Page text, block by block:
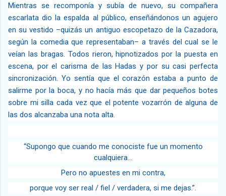
Mientras se recomponía y subía de nuevo, su compañera
escarlata dio la espalda al público, enseñándonos un agujero
en su vestido –quizás un antiguo escopetazo de la Cazadora,
según la comedia que representaban– a través del cual se le
veían las bragas. Todos rieron, hipnotizados por la puesta en
escena, por el carisma de las Hadas y por su casi perfecta
sincronización. Yo sentía que el corazón estaba a punto de
salirme por la boca, y no hacía más que dar pequeños botes
sobre mi silla cada vez que el potente vozarrón de alguna de
las dos alcanzaba una nota alta.
“Supongo que cuando me conociste fue un momento
cualquiera…
Pero no apuestes en mi contra,
porque voy ser real / fiel / verdadera, si me dejas.”.